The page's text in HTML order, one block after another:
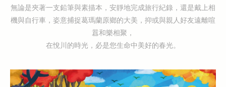
無論是夾著一支鉛筆與素描本，安靜地完成旅行紀錄，還是戴上相
機與自行車，姿意捕捉葛瑪蘭原鄉的大美，抑或與親人好友遠離喧
囂和樂相聚，
在悅川的時光，必是您生命中美好的春光。